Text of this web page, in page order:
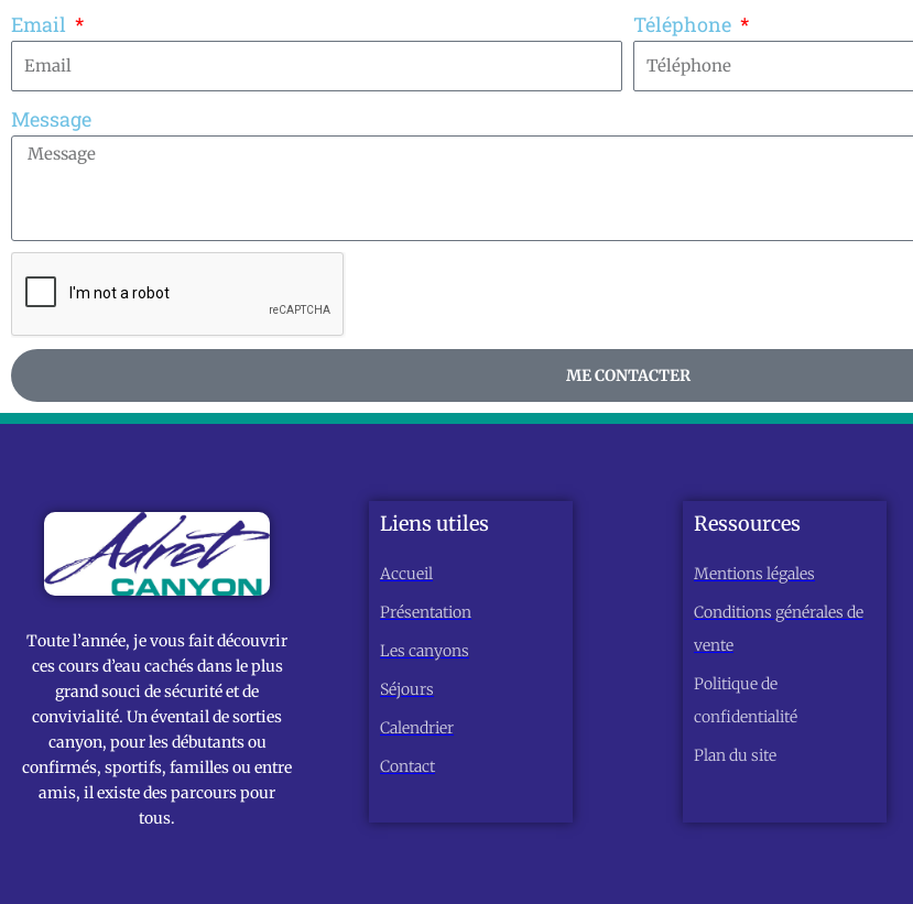
Email Téléphone
Message
ME CONTACTER
Toute l’année, je vous fait découvrir
ces cours d’eau cachés dans le plus
grand souci de sécurité et de
convivialité. Un éventail de sorties
canyon, pour les débutants ou
confirmés, sportifs, familles ou entre
amis, il existe des parcours pour
tous.
Liens utiles
Accueil
Présentation
Les canyons
Séjours
Calendrier
Contact
Ressources
Mentions légales
Conditions générales de
vente
Politique de
confidentialité
Plan du site